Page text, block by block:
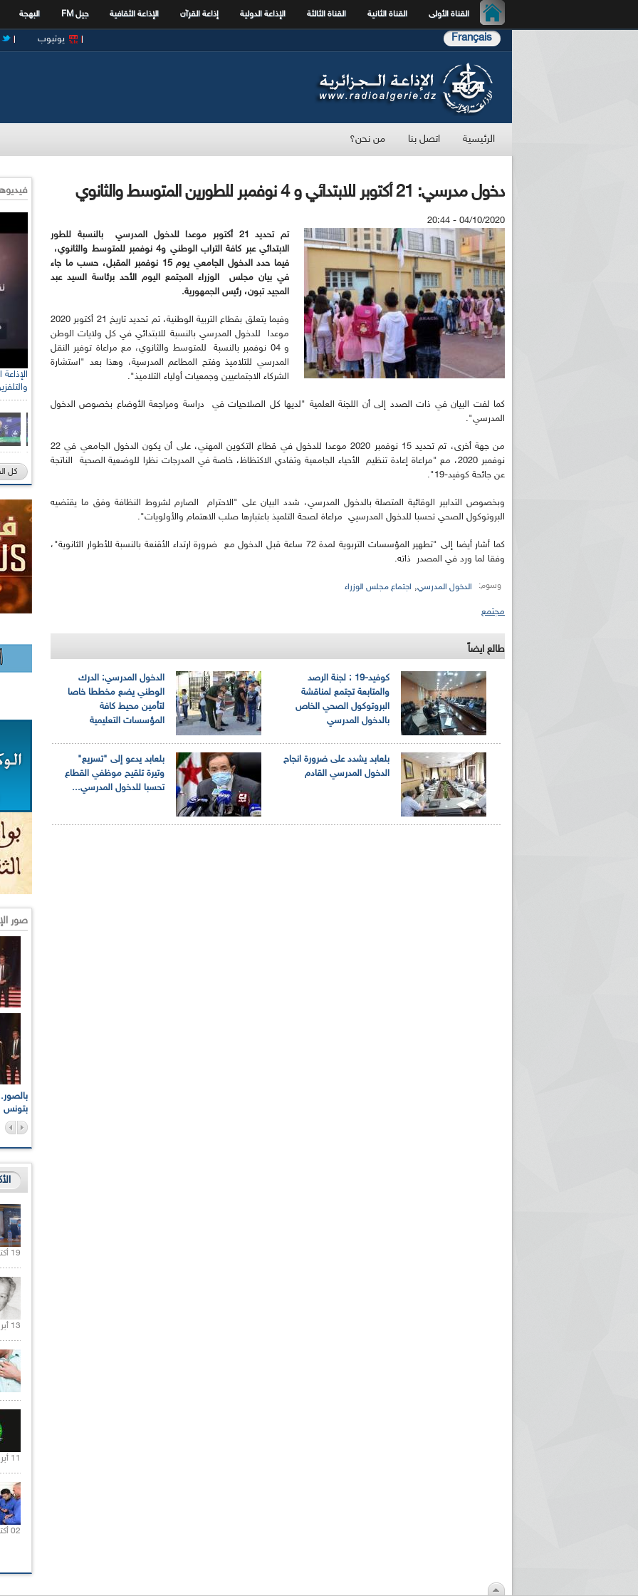
القناة الأولى القناة الثانية القناة الثالثة الإذاعة الدولية إذاعة القرآن الإذاعة الثقافية جيل FM البهجة
Français يوتيوب
الرئيسية اتصل بنا من نحن؟
دخول مدرسي: 21 أكتوبر للابتدائي و 4 نوفمبر للطورين المتوسط والثانوي
04/10/2020 - 20:44
تم تحديد 21 أكتوبر موعدا للدخول المدرسي
بالنسبة للطور
الابتدائي عبر كافة التراب الوطني و4 نوفمبر للمتوسط والثانوي
،
فيما حدد الدخول الجامعي يوم 15 نوفمبر المقبل، حسب ما جاء
في بيان مجلس
الوزراء المجتمع اليوم الأحد برئاسة السيد عبد
المجيد تبون، رئيس الجمهورية.
وفيما يتعلق بقطاع التربية الوطنية، تم تحديد تاريخ 21 أكتوبر 2020
موعدا للدخول المدرسي بالنسبة للابتدائي في كل ولايات الوطن
و 04 نوفمبر بالنسبة للمتوسط والثانوي، مع مراعاة توفير النقل
المدرسي للتلاميذ وفتح المطاعم المدرسية، وهذا بعد "استشارة
الشركاء الاجتماعيين وجمعيات أولياء التلاميذ".
كما لفت البيان في ذات الصدد إلى أن اللجنة العلمية "لديها كل الصلاحيات في دراسة ومراجعة الأوضاع بخصوص الدخول
المدرسي".
من جهة أخرى، تم تحديد 15 نوفمبر 2020 موعدا للدخول في قطاع التكوين المهني، على أن يكون الدخول الجامعي في 22
نوفمبر 2020، مع "مراعاة إعادة تنظيم الأحياء الجامعية وتفادي الاكتظاظ، خاصة في المدرجات نظرا للوضعية الصحية الناتجة
عن جائحة كوفيد-19".
وبخصوص التدابير الوقائية المتصلة بالدخول المدرسي، شدد البيان على "الاحترام الصارم لشروط النظافة وفق ما يقتضيه
البروتوكول الصحي تحسبا للدخول المدرسيي مراعاة لصحة التلميذ باعتبارها صلب الاهتمام والأولويات".
كما أشار أيضا إلى "تطهير المؤسسات التربوية لمدة 72 ساعة قبل الدخول مع ضرورة ارتداء الأقنعة بالنسبة للأطوار الثانوية"،
وفقا لما ورد في المصدر ذاته.
وسوم: الدخول المدرسي, اجتماع مجلس الوزراء
مجتمع
طالع ايضاً
الدخول المدرسي: الدرك
الوطني يضع مخططا خاصا
لتأمين محيط كافة
المؤسسات التعليمية
كوفيد-19 : لجنة الرصد
والمتابعة تجتمع لمناقشة
البروتوكول الصحي الخاص
بالدخول المدرسي
بلعابد يدعو إلى "تسريع"
وتيرة تلقيح موظفي القطاع
تحسبا للدخول المدرسي...
بلعابد يشدد على ضرورة انجاح
الدخول المدرسي القادم
كل
صور
بتونس
19 أكتوبر 2020 |
13 أبريل 2020 |
11 أبريل 2020 |
02 أكتوبر 2020 |